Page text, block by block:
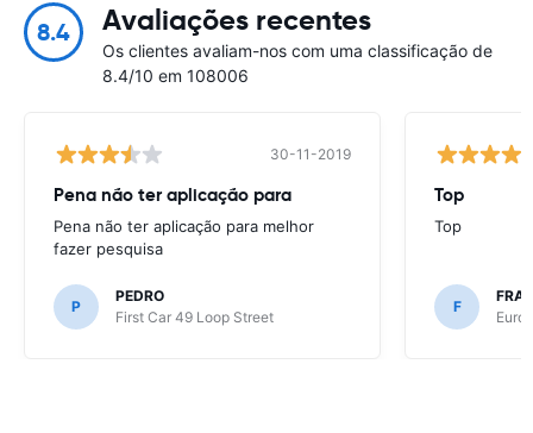
8.4 Avaliações recentes
Os clientes avaliam-nos com uma classificação de
8.4/10 em 108006
30-11-2019
Pena não ter aplicação para
Pena não ter aplicação para melhor
fazer pesquisa
P
PEDRO
First Car 49 Loop Street
Top
Top
F